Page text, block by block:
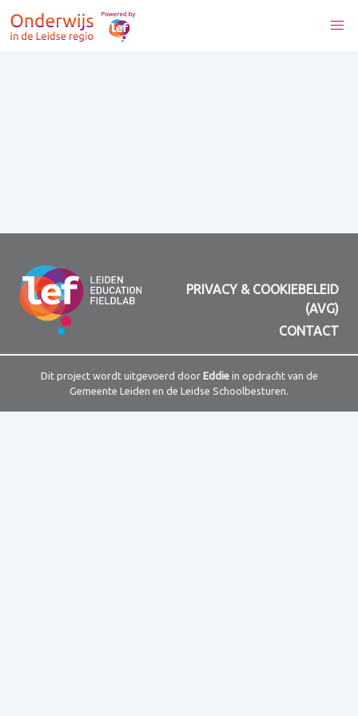
PRIVACY & COOKIEBELEID
(AVG)
CONTACT
Dit project wordt uitgevoerd door Eddiein opdracht van de
Gemeente Leiden en de Leidse Schoolbesturen.